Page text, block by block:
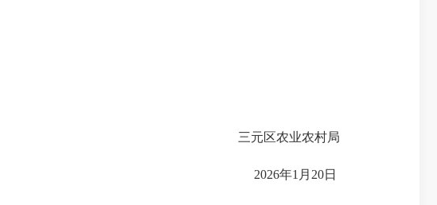
三元区农业农村局
2026年1月20日